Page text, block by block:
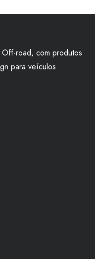
road, com produtos
para veículos